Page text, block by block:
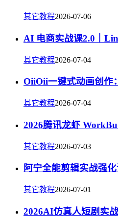
其它教程2026-07-06
AI 电商实战课2.0｜
其它教程2026-07-04
OiiOii一键式动画创作
其它教程2026-07-04
2026腾讯龙虾
其它教程2026-07-03
阿宁全能剪辑实战强
其它教程2026-07-01
2026AI仿真人短剧实